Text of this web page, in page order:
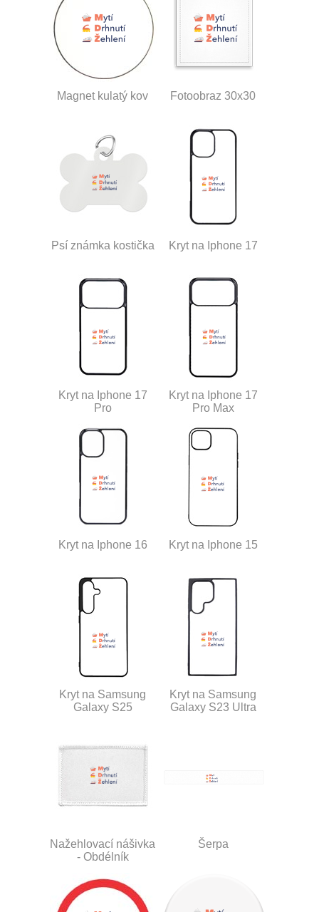
Magnet kulatý kov Fotoobraz 30x30
Psí známka kostička Kryt na Iphone 17
Kryt na Iphone 17
Pro
Kryt na Iphone 17
Pro Max
Kryt na Iphone 16 Kryt na Iphone 15
Kryt na Samsung
Galaxy S25
Kryt na Samsung
Galaxy S23 Ultra
Nažehlovací nášivka
- Obdélník
Šerpa